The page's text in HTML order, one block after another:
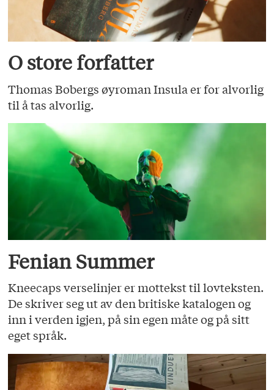
O store forfatter
Thomas Bobergs øyroman Insula er for alvorlig
til å tas alvorlig.
Fenian Summer
Kneecaps verselinjer er mottekst til lovteksten.
De skriver seg ut av den britiske katalogen og
inn i verden igjen, på sin egen måte og på sitt
eget språk.